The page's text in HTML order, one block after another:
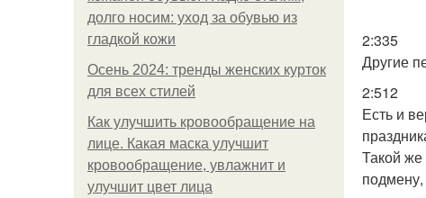
долго носим: уход за обувью из
гладкой кожи
Осень 2024: тренды женских курток
для всех стилей
Как улучшить кровообращение на
лице. Какая маска улучшит
кровообращение, увлажнит и
улучшит цвет лица
2:335
Другие
2:512
Есть и
Такой